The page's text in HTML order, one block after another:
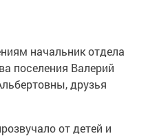
начальник отдела
поселения Валерий
друзья
от детей и